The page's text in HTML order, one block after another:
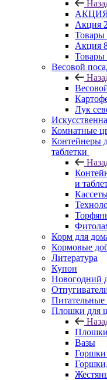
Акция
Товары
Акция
Товары
Весовой
Лук
Комнатные
Контейнеры
таблетки
и
Корм для
Кормовые
Литература
Купон
Новогодний
Питательные
Плошки для
Плошки
Вазы
Горшки